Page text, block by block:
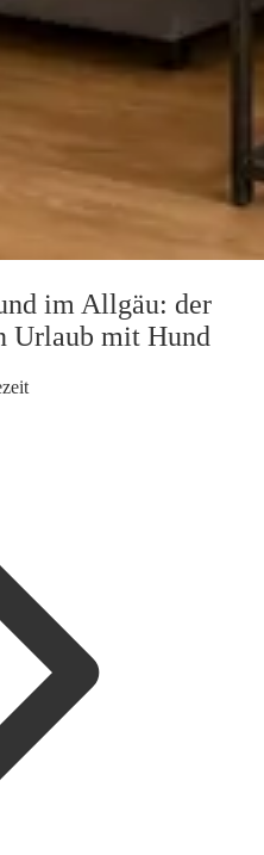
im Allgäu: der
Urlaub mit Hund